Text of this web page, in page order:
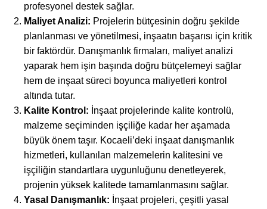
profesyonel destek sağlar.
Maliyet Analizi: Projelerin bütçesinin doğru şekilde
planlanması ve yönetilmesi, inşaatın başarısı için kritik
bir faktördür. Danışmanlık firmaları, maliyet analizi
yaparak hem işin başında doğru bütçelemeyi sağlar
hem de inşaat süreci boyunca maliyetleri kontrol
altında tutar.
Kalite Kontrol: İnşaat projelerinde kalite kontrolü,
malzeme seçiminden işçiliğe kadar her aşamada
büyük önem taşır. Kocaeli’deki inşaat danışmanlık
hizmetleri, kullanılan malzemelerin kalitesini ve
işçiliğin standartlara uygunluğunu denetleyerek,
projenin yüksek kalitede tamamlanmasını sağlar.
Yasal Danışmanlık: İnşaat projeleri, çeşitli yasal